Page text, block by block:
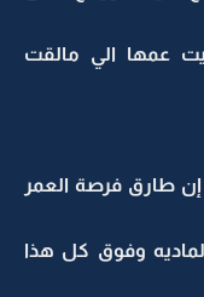
عمها الي مالقت
طارق فرصة العمر
وفوق كل هذا